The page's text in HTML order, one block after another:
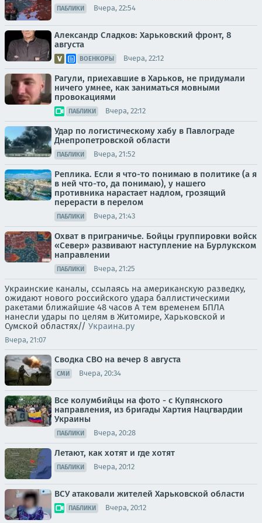
ПАБЛИКИ Вчера, 22:54
Александр Сладков: Харьковский фронт, 8
августа
ВОЕНКОРЫ Вчера, 22:12
Рагули, приехавшие в Харьков, не придумали
ничего умнее, как заниматься мовными
провокациями
ПАБЛИКИ Вчера, 22:12
Удар по логистическому хабу в Павлограде
Днепропетровской области
ПАБЛИКИ Вчера, 21:52
Реплика. Если я что-то понимаю в политике (а я
в ней что-то, да понимаю), у нашего
противника нарастает надлом, грозящий
перерасти в перелом
ПАБЛИКИ Вчера, 21:43
Охват в приграничье. Бойцы группировки войск
«Север» развивают наступление на Бурлукском
направлении
ПАБЛИКИ Вчера, 21:25
Украинские каналы, ссылаясь на американскую разведку,
ожидают нового российского удара баллистическими
ракетами ближайшие 48 часов А тем временем БПЛА
нанесли удары по целям в Житомире, Харьковской и
Сумской областях// Украина.ру
Вчера, 21:07
Сводка СВО на вечер 8 августа
СМИ Вчера, 20:34
Все колумбийцы на фото - с Купянского
направления, из бригады Хартия Нацгвардии
Украины
ПАБЛИКИ Вчера, 20:28
Летают, как хотят и где хотят
ПАБЛИКИ Вчера, 20:12
ВСУ атаковали жителей Харьковской области
ПАБЛИКИ Вчера, 20:12